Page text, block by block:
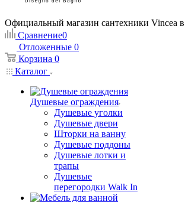
Официальный магазин сантехники Vincea
Сравнение0
Отложенные 0
Корзина 0
Каталог
Душевые ограждения
Душевые уголки
Душевые двери
Шторки на ванну
Душевые поддоны
Душевые лотки и
трапы
Душевые
перегородки Walk In